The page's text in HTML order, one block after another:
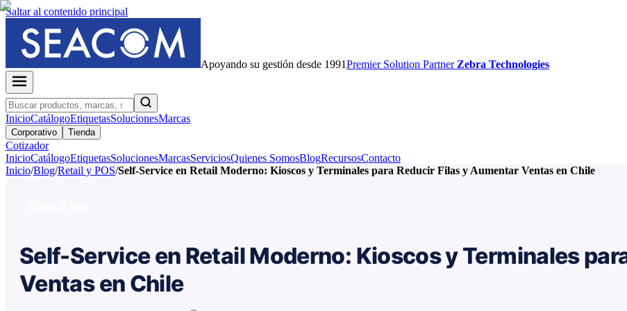
Saltar al contenido principal
Apoyando su gestión desde 1991PremierSolution Partner Zebra Technologies
InicioCatálogoEtiquetasSolucionesMarcas
Corporativo Tienda
Cotizador
InicioCatálogoEtiquetasSolucionesMarcasServiciosQuienes SomosBlogRecursosContacto
Inicio/Blog/Retail y POS/Self-Service en Retail Moderno: Kioscos y Terminales para Reducir Filas y Aumentar Ventas en Chile
Self-Service en Retail Moderno: Kioscos y Terminales
Ventas en Chile